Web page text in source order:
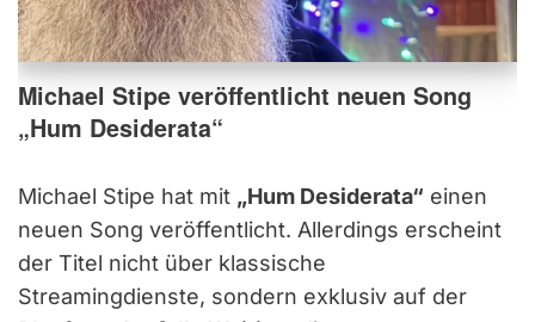
Michael Stipe veröffentlicht neuen Song
„Hum Desiderata“
Michael Stipe hat mit „Hum Desiderata“ einen
neuen Song veröffentlicht. Allerdings erscheint
der Titel nicht über klassische
Streamingdienste, sondern exklusiv auf der